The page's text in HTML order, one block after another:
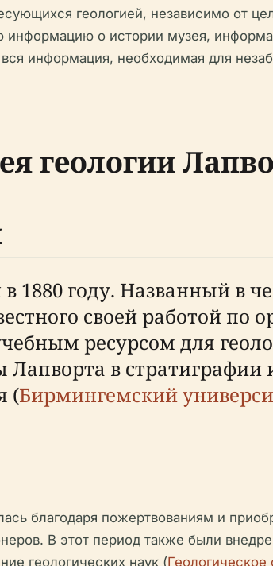
геологией, независимо от
информацию о истории музея,
информация, необходимая для
геологии
1880 году. Названный в
своей работой
ресурсом для
в стратиграфии
(Бирмингемский
благодаря пожертвованиям и
В этот период также были
геологических наук (